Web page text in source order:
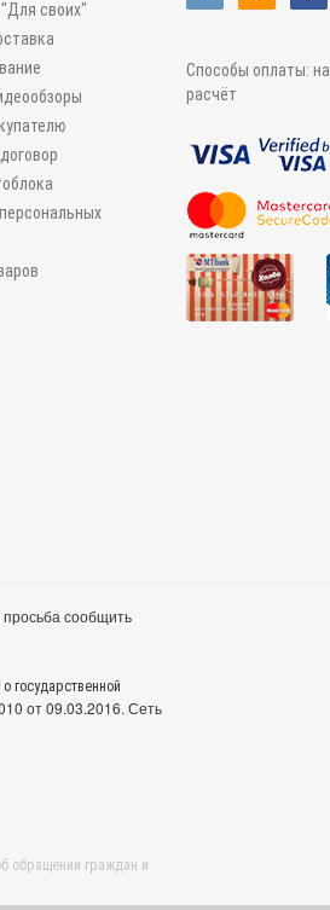
своих"
Способы оплаты:
расчёт
просьба сообщить
государственной
от 09.03.2016. Сеть
обращении граждан и